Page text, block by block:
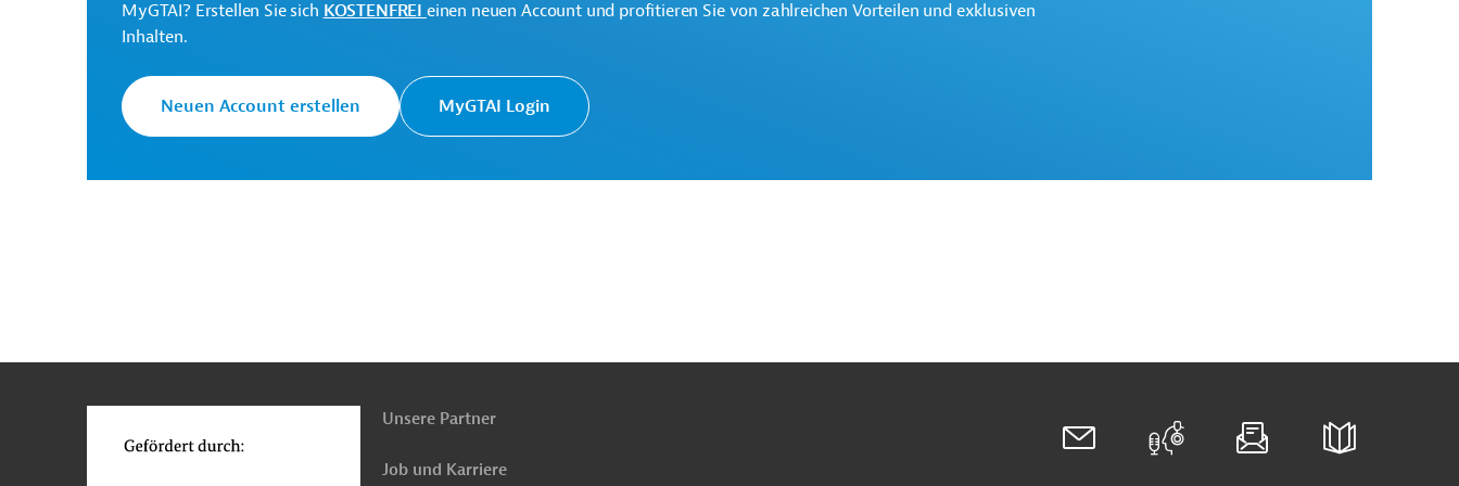
Société tunisienne de
MyGTAI? Erstellen Sie sich KOSTENFREI einen neuen Account und profitieren Sie von zahlreichen Vorteilen und exklusiven
Inhalten.
Neuen Account erstellen MyGTAI Login
oben
Unsere Partner
Job und Karriere